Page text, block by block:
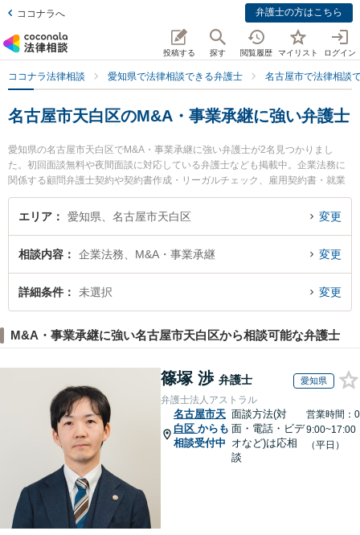
ココナラへ 弁護士の方はこちら
投稿する 探す 閲覧履歴 マイリスト ログイン
ココナラ法律相談 愛知県で法律相談できる弁護士 名古屋市で法律相談
名古屋市天白区のM&A・事業承継に強い弁護士
愛知県の名古屋市天白区でM&A・事業承継に強い弁護士が2名見つかりまし
た。初回面談無料や夜間面談に対応している弁護士なども掲載中。企業法務に
関係する顧問弁護士契約や契約書作成・リーガルチェック、雇用契約書・就業
規則作成等の細かな分野での絞り込み検索もでき便利です。特に野並駅前法律
事務所の田口 博貴弁護士やすぎうら法律事務所の杉浦 太一郎弁護士のプロフィ
い』『M&A・事業承継のトラブル解決の実績豊富な近くの弁護士を検索した
い』『初回相談無料でM&A・事業承継を法律相談できる名古屋市天白区内の弁
護士に相談予約したい』などでお困りの相談者さんにおすすめです。
エリア 愛知県、名古屋市天白区 変更
相談内容 企業法務、M&A・事業承継 変更
詳細条件 未選択 変更
M&A・事業承継に強い名古屋市天白区から相談可能な弁護士
篠塚 渉 弁護士 愛知県
弁護士法人アストラル
名古屋市天
白区 からも
相談受付中
面談方法(対
面・電話・ビデ
オなど)は応相
談
営業時間：0
9:00~17:00
（平日）